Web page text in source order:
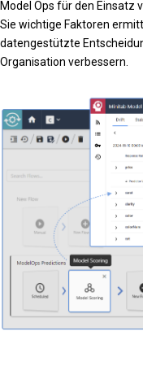
Model Ops für den Einsatz
Sie wichtige Faktoren
datengestützte
Organisation verbessern.